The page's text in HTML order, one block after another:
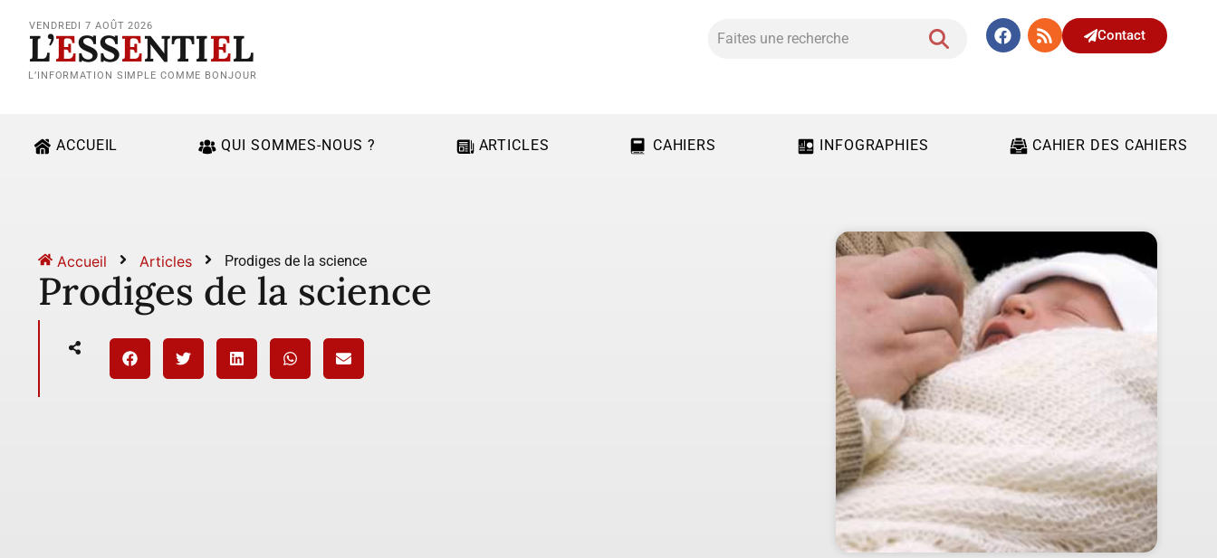
VENDREDI 7 AOÛT 2026
L’ESSENTIEL
L’INFORMATION SIMPLE COMME BONJOUR
Contact
ACCUEIL QUI SOMMES-NOUS ? ARTICLES CAHIERS INFOGRAPHIES CAHIER DES CAHIERS
Accueil Articles Prodiges de la science
Prodiges de la science